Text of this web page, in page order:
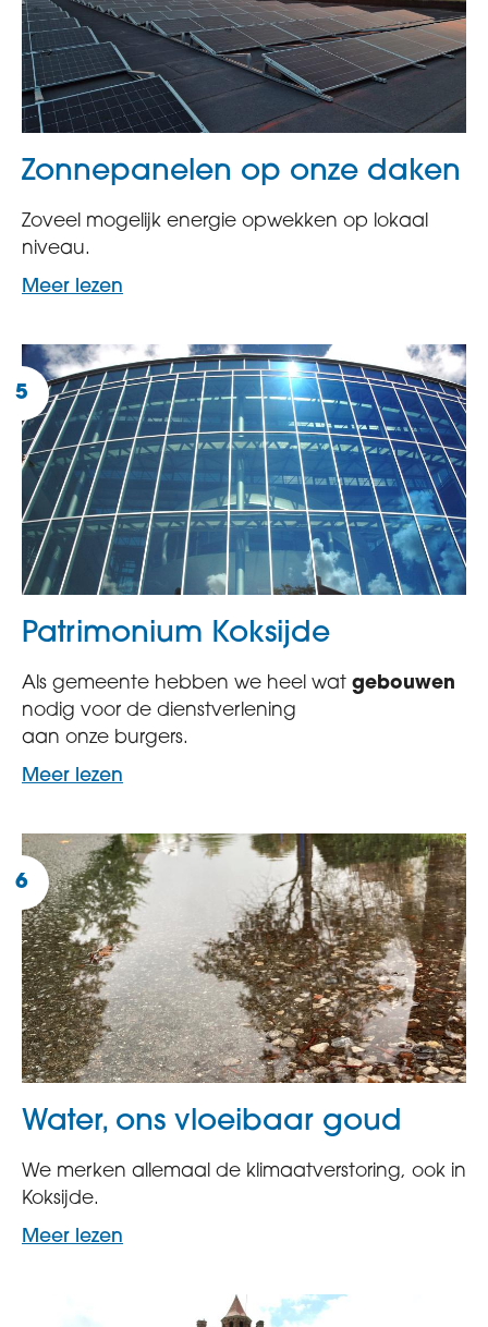
Zonnepanelen op onze daken
Zoveel mogelijk energie opwekken op lokaal
niveau.
Meer lezen
Patrimonium Koksijde
Als gemeente hebben we heel wat gebouwen
nodig voor de dienstverlening
aan onze burgers.
Meer lezen
Water, ons vloeibaar goud
We merken allemaal de klimaatverstoring, ook in
Koksijde.
Meer lezen